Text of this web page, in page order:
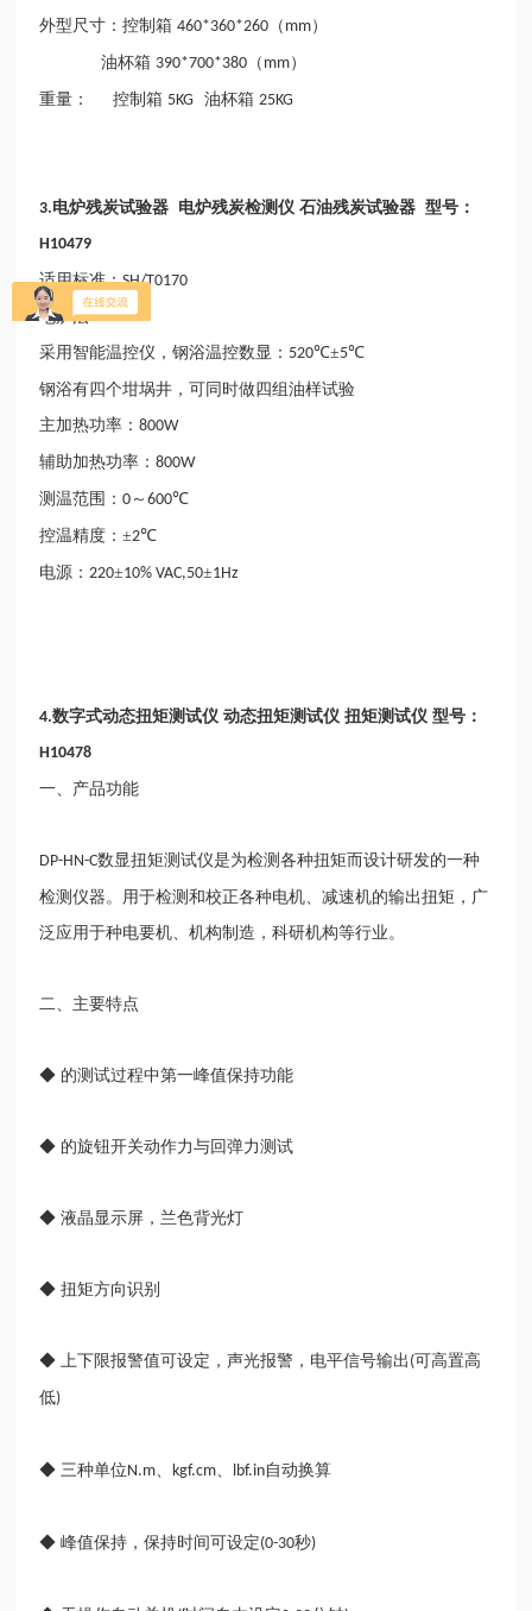
外型尺寸：控制箱 460*360*260 （ mm）
油杯箱 390*700*380 （ mm）
重量： 控制箱 5KG油杯箱 25KG
3. 电炉残炭试验器 电炉残炭检测仪 石油残炭试验器 型号：
H10479
适用标准：SH/T0170
电炉法
采用智能温控仪，钢浴温控数显： 520℃±5℃
钢浴有四个坩埚井，可同时做四组油样试验
主加热功率：800W
辅助加热功率：800W
测温范围：0 ～600℃
控温精度：±2℃
电源： 220±10% VAC,50±1Hz
4.数字式动态扭矩测试仪 动态扭矩测试仪 扭矩测试仪 型号：
H10478
一、产品功能
DP-HN-C数显扭矩测试仪是为检测各种扭矩而设计研发的一种
检测仪器。用于检测和校正各种电机、减速机的输出扭矩，广
泛应用于种电要机、机构制造，科研机构等行业。
二、主要特点
◆ 的测试过程中第一峰值保持功能
◆ 的旋钮开关动作力与回弹力测试
◆ 液晶显示屏，兰色背光灯
◆ 扭矩方向识别
◆ 上下限报警值可设定，声光报警，电平信号输出 (可高置高
低)
◆ 三种单位 N.m kgf.cm lbf.in自动换算
◆ 峰值保持，保持时间可设定(0-30秒)